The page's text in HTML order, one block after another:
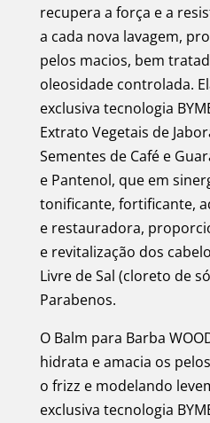
recupera a força e a
a cada nova lavagem,
pelos macios, bem
oleosidade controlada.
exclusiva tecnologia
Extrato Vegetais de
Sementes de Café e
e Pantenol, que em
tonificante, fortificante,
e restauradora,
e revitalização dos
Livre de Sal (cloreto de
Parabenos.
O Balm para Barba
hidrata e amacia os
o frizz e modelando
exclusiva tecnologia